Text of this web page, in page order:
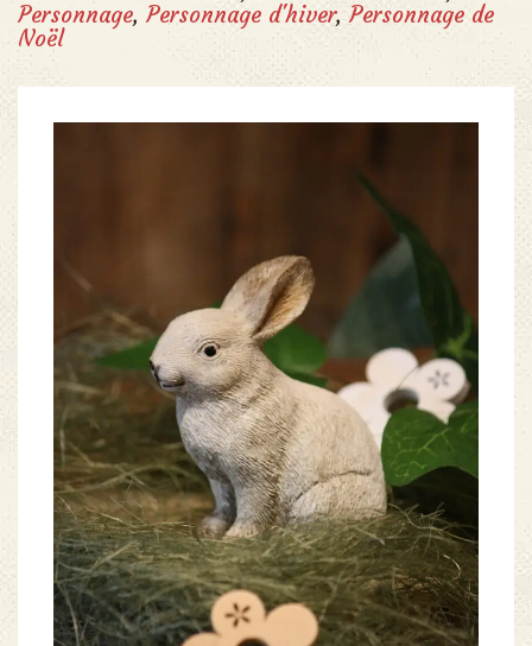
Personnage, Personnage d'hiver, Personnage de
Noël